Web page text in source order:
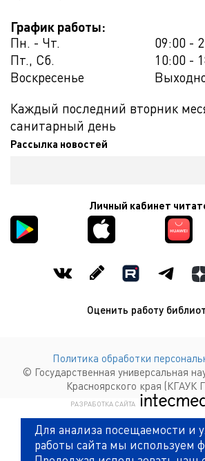
График работы:
Пн. - Чт.
09:00 -
Пт., Сб.
10:00 -
Воскресенье
Каждый последний вторник
санитарный день
Рассылка новостей
Личный кабинет
Оценить работу
Политика обработки
© Государственная универсальная
Красноярского края (КГАУК
РАЗРАБОТКА САЙТА
Для анализа посещаемости и
работы сайта мы используем